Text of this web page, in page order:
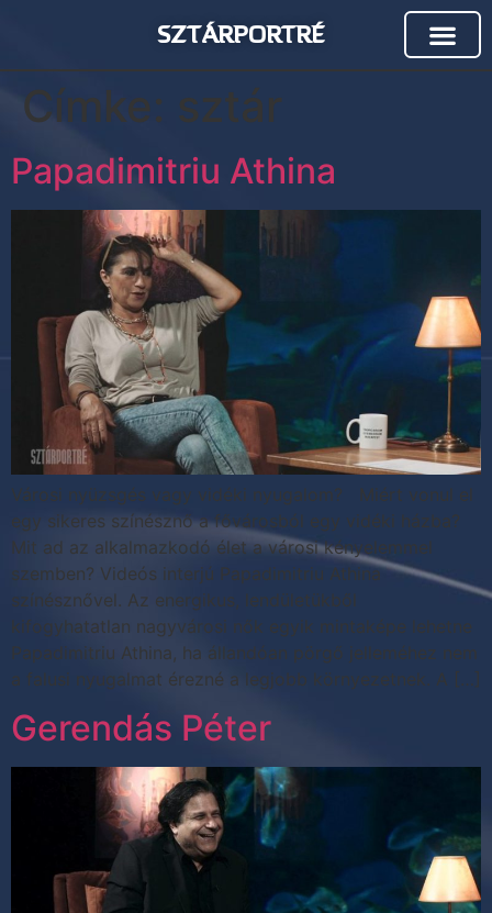
SZTÁRPORTRÉ
Címke: sztár
Papadimitriu Athina
Városi nyüzsgés vagy vidéki nyugalom? Miért vonul el
egy sikeres színésznő a fővárosból egy vidéki házba?
Mit ad az alkalmazkodó élet a városi kényelemmel
szemben? Videós interjú Papadimitriu Athina
színésznővel. Az energikus, lendületükből
kifogyhatatlan nagyvárosi nők egyik mintaképe lehetne
Papadimitriu Athina, ha állandóan pörgő jelleméhez nem
a falusi nyugalmat érezné a legjobb környezetnek. A […]
Gerendás Péter